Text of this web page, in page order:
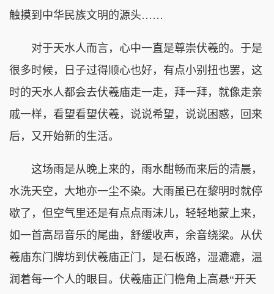
触摸到中华民族文明的源头……
对于天水人而言，心中一直是尊崇伏羲的。于是
很多时候，日子过得顺心也好，有点小别扭也罢，这
时的天水人都会去伏羲庙走一走，拜一拜，就像走亲
戚一样，看望看望伏羲，说说希望，说说困惑，回来
后，又开始新的生活。
这场雨是从晚上来的，雨水酣畅而来后的清晨，
水洗天空，大地亦一尘不染。大雨虽已在黎明时就停
歇了，但空气里还是有点点雨沫儿，轻轻地蒙上来，
如一首高昂音乐的尾曲，舒缓收声，余音绕梁。从伏
羲庙东门牌坊到伏羲庙正门，是石板路，湿漉漉，温
润着每一个人的眼目。伏羲庙正门檐角上高悬“开天